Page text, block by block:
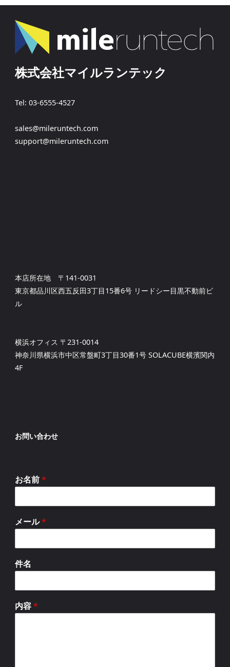
株式会社マイルランテック
Tel: 03-6555-4527
sales@mileruntech.com
support@mileruntech.com
本店所在地 〒141-0031
東京都品川区西五反田3丁目15番6号 リードシー目黒不動前ビ
ル
横浜オフィス 〒231-0014
神奈川県横浜市中区常盤町3丁目30番1号 SOLACUBE横濱関内
4F
お問い合わせ
お名前*
メール*
件名
内容*